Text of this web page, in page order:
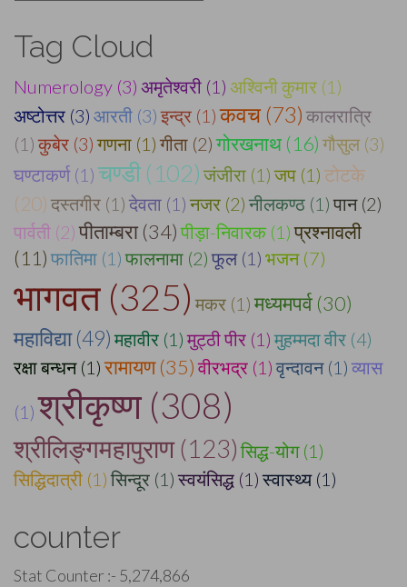
Tag Cloud
Numerology (3) अमृतेश्वरी (1) अश्विनी कुमार (1)
अष्टोत्तर (3) आरती (3) इन्द्र (1) कवच (73) कालरात्रि
(1) कुबेर (3) गणना (1) गीता (2) गोरखनाथ (16) गौसुल (3)
घण्टाकर्ण (1) चण्डी (102) जंजीरा (1) जप (1) टोटके
(20) दस्तगीर (1) देवता (1) नजर (2) नीलकण्ठ (1) पान (2)
पार्वती (2) पीताम्बरा (34) पीड़ा-निवारक (1) प्रश्नावली
(11) फातिमा (1) फालनामा (2) फूल (1) भजन (7)
भागवत (325) मकर (1) मध्यमपर्व (30)
महाविद्या (49) महावीर (1) मुट्ठी पीर (1) मुहम्मदा वीर (4)
रक्षा बन्धन (1) रामायण (35) वीरभद्र (1) वृन्दावन (1) व्यास
(1) श्रीकृष्ण (308)
श्रीलिङ्गमहापुराण (123) सिद्ध-योग (1)
सिद्धिदात्री (1) सिन्दूर (1) स्वयंसिद्ध (1) स्वास्थ्य (1)
counter
Stat Counter :- 5,274,866